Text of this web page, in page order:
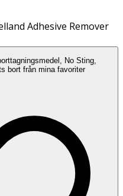
Adhesive Remover
No Sting,
bort från mina favoriter